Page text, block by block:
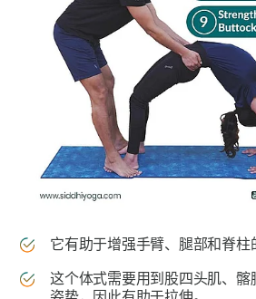
它有助于增强手臂、腿部和脊柱
这个体式需要用到股四头肌、髂